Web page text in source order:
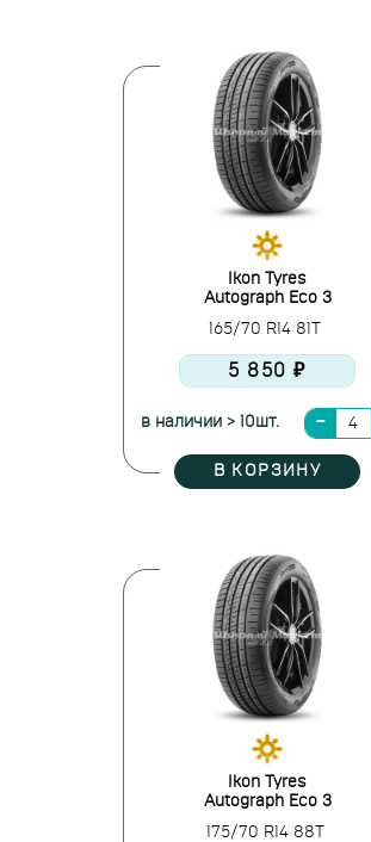
Ikon Tyres
Autograph Eco 3
165/70 R14 81T
5 850 ₽
в наличии > 10шт.
В КОРЗИНУ
Ikon Tyres
Autograph Eco 3
175/70 R14 88T